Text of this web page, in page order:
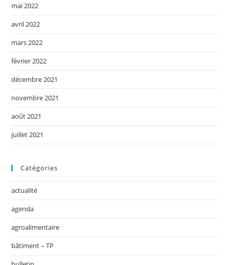
mai 2022
avril 2022
mars 2022
février 2022
décembre 2021
novembre 2021
août 2021
juillet 2021
Catégories
actualité
agenda
agroalimentaire
bâtiment – TP